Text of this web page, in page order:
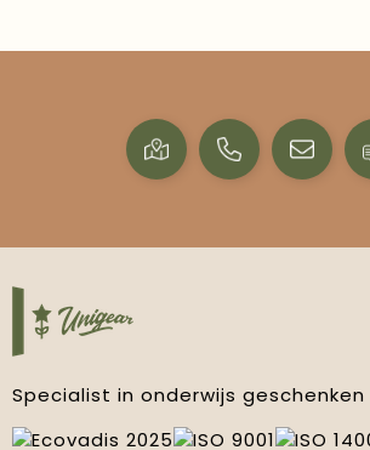
Specialist in onderwijs geschenken